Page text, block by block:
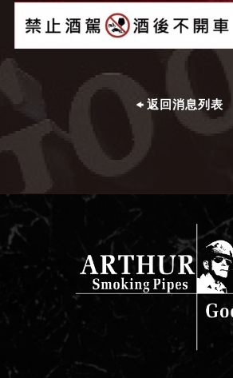
返回消息列表